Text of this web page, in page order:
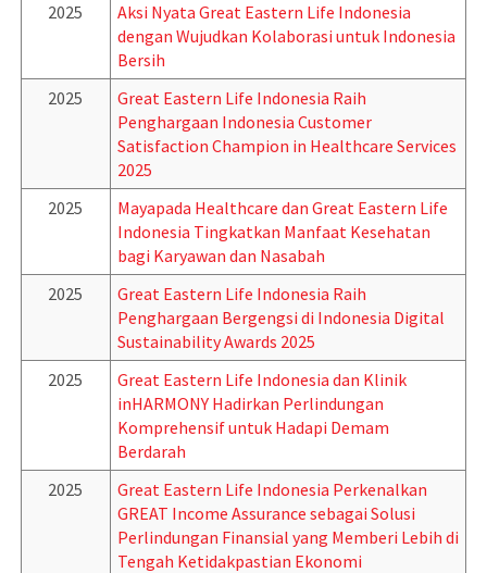
2025
Aksi Nyata Great Eastern Life Indonesia
dengan Wujudkan Kolaborasi untuk Indonesia
Bersih
2025
Great Eastern Life Indonesia Raih
Penghargaan Indonesia Customer
Satisfaction Champion in Healthcare Services
2025
2025
Mayapada Healthcare dan Great Eastern Life
Indonesia Tingkatkan Manfaat Kesehatan
bagi Karyawan dan Nasabah
2025
Great Eastern Life Indonesia Raih
Penghargaan Bergengsi di Indonesia Digital
Sustainability Awards 2025
2025
Great Eastern Life Indonesia dan Klinik
inHARMONY Hadirkan Perlindungan
Komprehensif untuk Hadapi Demam
Berdarah
2025
Great Eastern Life Indonesia Perkenalkan
GREAT Income Assurance sebagai Solusi
Perlindungan Finansial yang Memberi Lebih di
Tengah Ketidakpastian Ekonomi